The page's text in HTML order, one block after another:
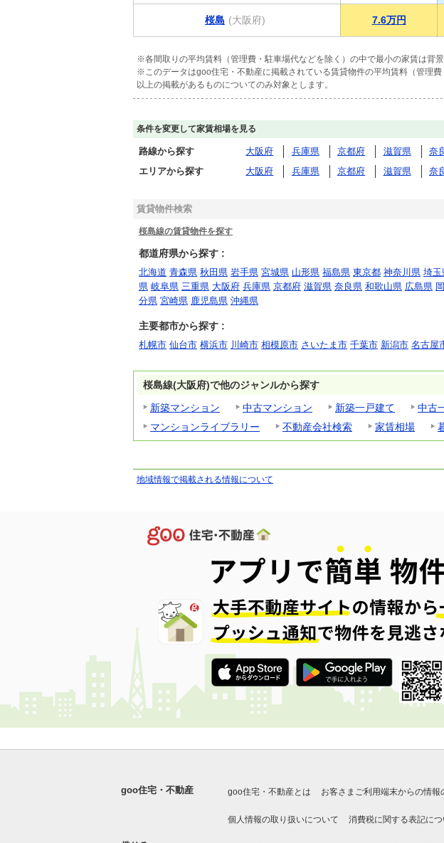
桜島 (大阪府) 7.6万円
※各間取りの平均賃料（管理費・駐車場代などを除く）の中で最小の家賃は背
※このデータはgoo住宅・不動産に掲載されている賃貸物件の平均賃料（管理
以上の掲載があるものについてのみ対象とします。
条件を変更して家賃相場を見る
路線から探す 大阪府 兵庫県 京都府 滋賀県 奈
エリアから探す
大阪府 兵庫県 京都府 滋賀県 奈
賃貸物件検索
桜島線の賃貸物件を探す
都道府県から探す :
北海道 青森県 秋田県 岩手県 宮城県 山形県 福島県 東京都 神奈川県 埼玉
県 岐阜県 三重県 大阪府 兵庫県 京都府 滋賀県 奈良県 和歌山県 広島県
分県 宮崎県 鹿児島県 沖縄県
主要都市から探す :
札幌市 仙台市 横浜市 川崎市 相模原市 さいたま市 千葉市 新潟市 名古屋
桜島線(大阪府)で他のジャンルから探す
新築マンション
中古マンション 新築一戸建て 中古
マンションライブラリー
不動産会社検索 家賃相場
地域情報で掲載される情報について
goo住宅・不動産 goo住宅・不動産とは お客さまご利用端末からの情報
個人情報の取り扱いについて 消費税に関する表記につ